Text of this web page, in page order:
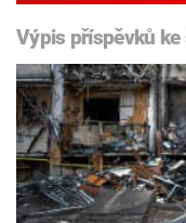
Výpis příspěvků